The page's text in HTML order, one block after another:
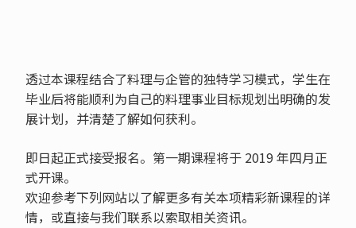
透过本课程结合了料理与企管的独特学习模式，学生在
毕业后将能顺利为自己的料理事业目标规划出明确的发
展计划，并清楚了解如何获利。
即日起正式接受报名。第一期课程将于 2019 年四月正
式开课。
欢迎参考下列网站以了解更多有关本项精彩新课程的详
情，或直接与我们联系以索取相关资讯。